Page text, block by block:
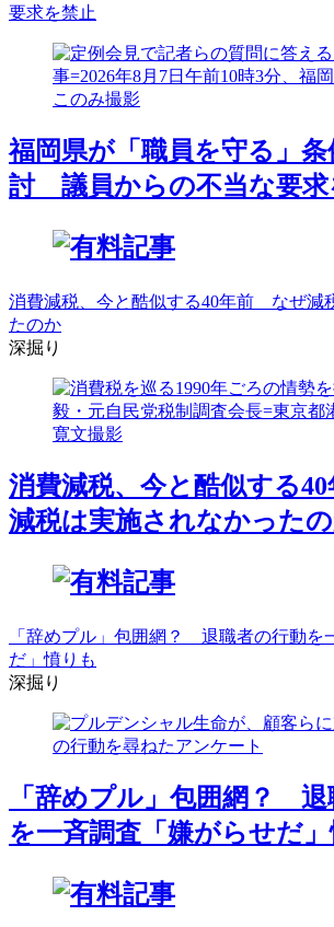
要求を禁止
福岡県が「職員を守る」
討 議員からの不当な要求
消費減税、今と酷似する40年前 なぜ減
たのか
深掘り
消費減税、今と酷似する
減税は実施されなかった
「辞めプル」包囲網？ 退職者の行動を
だ」憤りも
深掘り
「辞めプル」包囲網？ 退
を一斉調査「嫌がらせだ